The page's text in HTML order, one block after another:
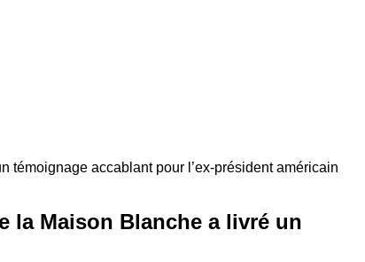
témoignage accablant pour l’ex-président américain
la Maison Blanche a livré un